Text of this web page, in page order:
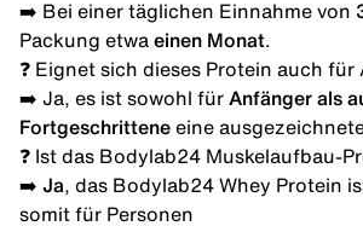
➡️ Bei einer täglichen Einnahme von
Packung etwa einen Monat.
❓ Eignet sich dieses Protein auch für
➡️ Ja, es ist sowohl für Anfänger als
Fortgeschrittene eine
❓ Ist das Bodylab24 Muskelaufbau-
➡️ Ja, das Bodylab24 Whey Protein
somit für Personen